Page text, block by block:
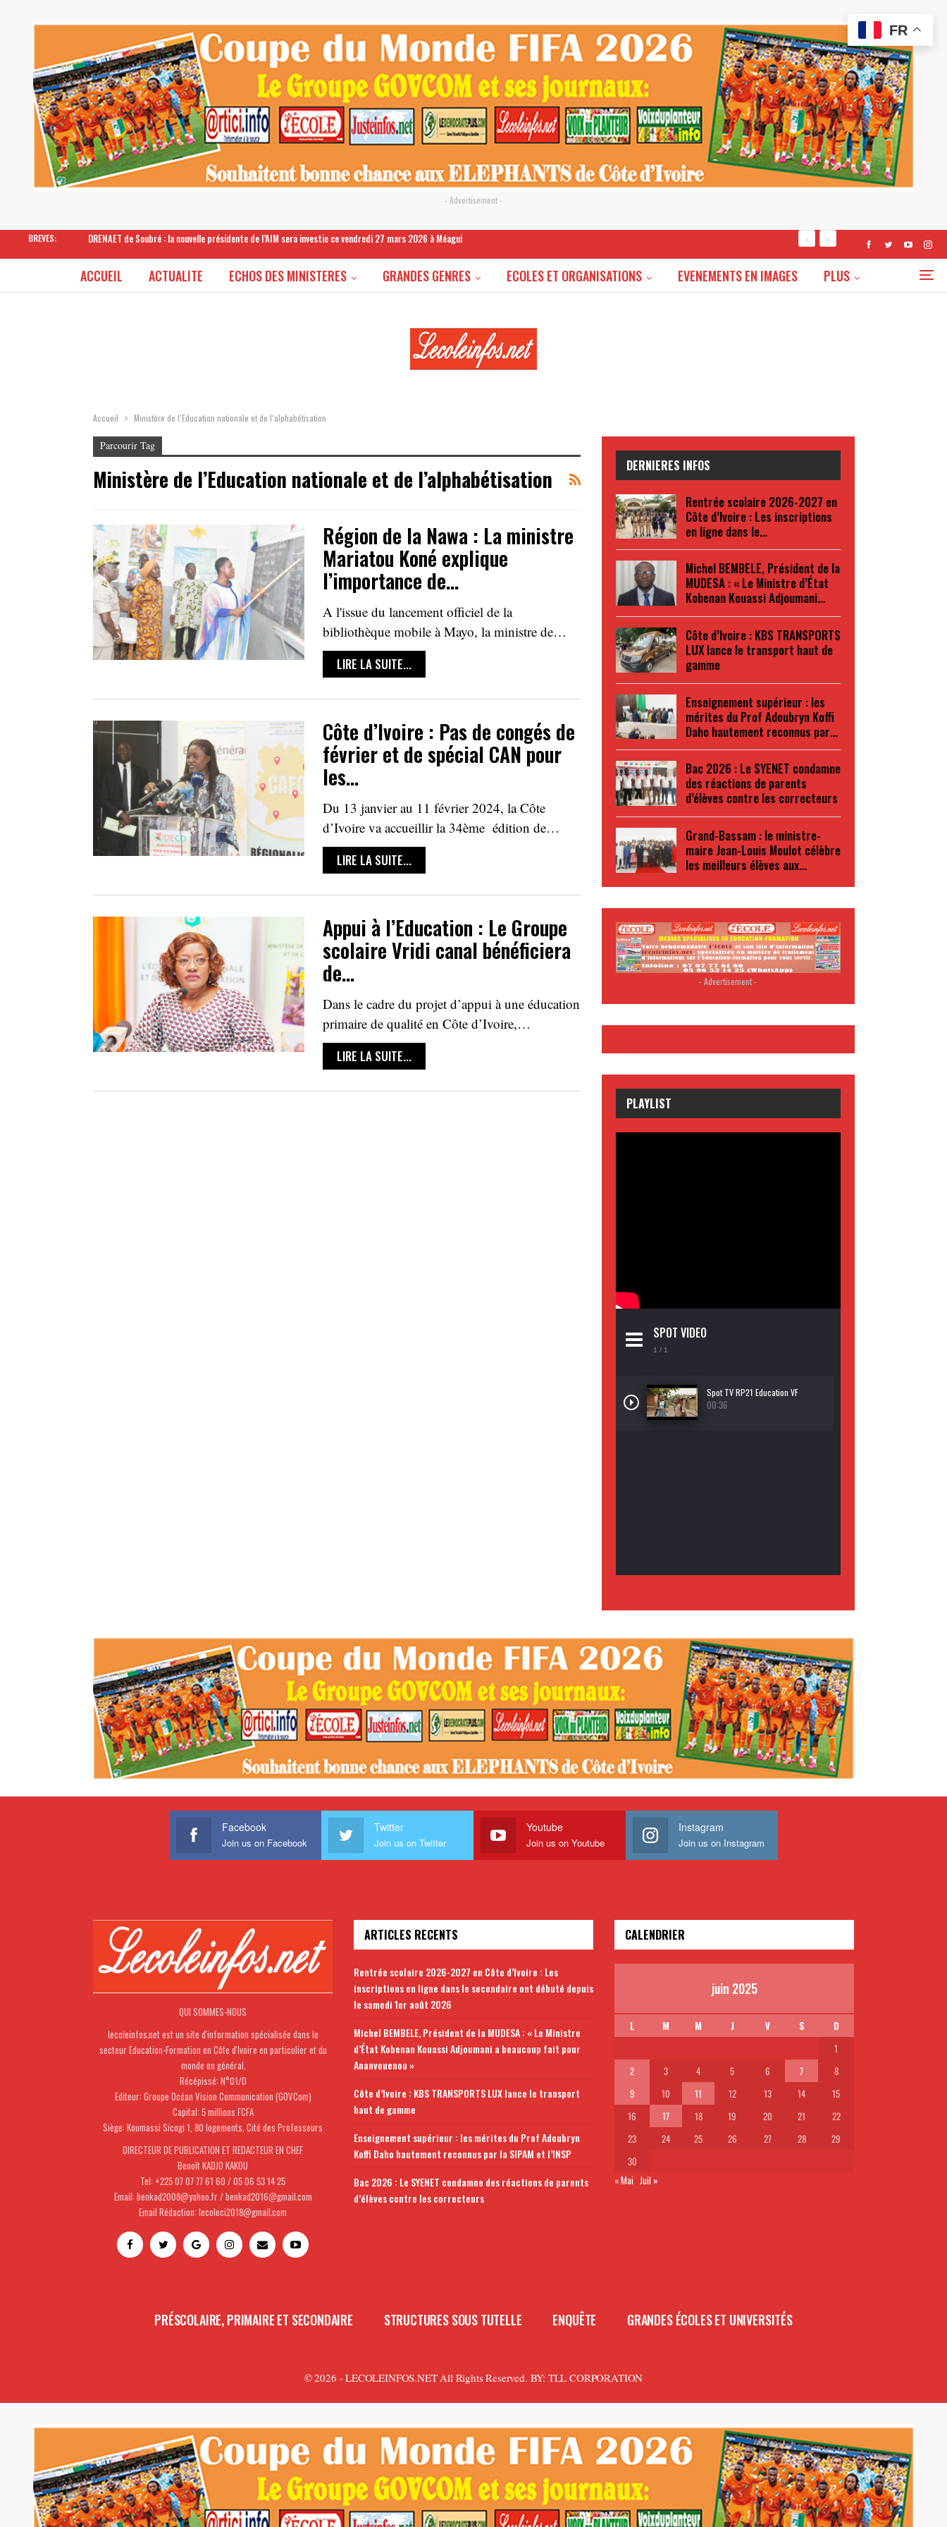
- Advertisement -
BREVES: DRENAET de Soubré : la nouvelle présidente de l’AIM sera investie ce vendredi 27 mars 2026 à Méagui
ACCUEIL ACTUALITE ECHOS DES MINISTERES GRANDES GENRES ECOLES ET ORGANISATIONS EVENEMENTS EN IMAGES PLUS
Accueil Ministère de l’Education nationale et de l’alphabétisation
Parcourir Tag
Ministère de l’Education nationale et de l’alphabétisation
Région de la Nawa : La ministre
Mariatou Koné explique
l’importance de…
A l'issue du lancement officiel de la
bibliothèque mobile à Mayo, la ministre de…
LIRE LA SUITE...
Côte d’Ivoire : Pas de congés de
février et de spécial CAN pour
les…
Du 13 janvier au 11 février 2024, la Côte
d’Ivoire va accueillir la 34ème édition de…
LIRE LA SUITE...
Appui à l’Education : Le Groupe
scolaire Vridi canal bénéficiera
de…
Dans le cadre du projet d’appui à une éducation
primaire de qualité en Côte d’Ivoire,…
LIRE LA SUITE...
DERNIERES INFOS
Rentrée scolaire 2026-2027 en
Côte d’Ivoire : Les inscriptions
en ligne dans le…
Michel BEMBELE, Président de la
MUDESA : « Le Ministre d’État
Kobenan Kouassi Adjoumani…
Côte d’Ivoire : KBS TRANSPORTS
LUX lance le transport haut de
gamme
Enseignement supérieur : les
mérites du Prof Adoubryn Koffi
Daho hautement reconnus par…
Bac 2026 : Le SYENET condamne
des réactions de parents
d’élèves contre les correcteurs
Grand-Bassam : le ministre-
maire Jean-Louis Moulot célèbre
les meilleurs élèves aux…
- Advertisement -
PLAYLIST
SPOT VIDEO
1 / 1
Spot TV RP21 Education VF
00:36
Facebook
Join us on Facebook
Twitter
Join us on Twitter
Youtube
Join us on Youtube
Instagram
Join us on Instagram
QUI SOMMES-NOUS
lecoleinfos.net est un site d'information spécialisée dans le
secteur Education-Formation en Côte d'Ivoire en particulier et du
monde en général.
Récépissé: N°01/D
Editeur: Groupe Océan Vision Communication (GOVCom)
Capital: 5 millions FCFA
Siège: Koumassi Sicogi 1, 80 logements, Cité des Professeurs
DIRECTEUR DE PUBLICATION ET REDACTEUR EN CHEF
Benoît KADJO KAKOU
Tel: +225 07 07 77 61 60 / 05 06 53 14 25
Email: benkad2008@yahoo.fr / benkad2016@gmail.com
Email Rédaction: lecoleci2018@gmail.com
ARTICLES RECENTS
Rentrée scolaire 2026-2027 en Côte d’Ivoire : Les
inscriptions en ligne dans le secondaire ont débuté depuis
le samedi 1er août 2026
Michel BEMBELE, Président de la MUDESA : « Le Ministre
d’État Kobenan Kouassi Adjoumani a beaucoup fait pour
Ananvouenou »
Côte d’Ivoire : KBS TRANSPORTS LUX lance le transport
haut de gamme
Enseignement supérieur : les mérites du Prof Adoubryn
Koffi Daho hautement reconnus par la SIPAM et l’INSP
Bac 2026 : Le SYENET condamne des réactions de parents
d’élèves contre les correcteurs
CALENDRIER
juin 2025
L M M J V S
D
1
2
3 4 5 6 7
8
9
10 11 12 13 14
15
16
17 18 19 20 21
22
23
24 25 26 27 28
29
30
« Mai Juil »
PRÉSCOLAIRE, PRIMAIRE ET SECONDAIRE STRUCTURES SOUS TUTELLE ENQUÊTE GRANDES ÉCOLES ET UNIVERSITÉS
© 2026 - LECOLEINFOS.NET All Rights Reserved. BY: TLL CORPORATION
FR